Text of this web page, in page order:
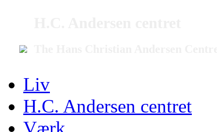
Liv
H.C. Andersen centret
Værk